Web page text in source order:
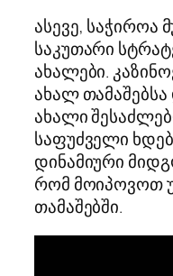
ასევე, საჭიროა
საკუთარი
ახალები.
ახალ
ახალი
საფუძველი
დინამიური
რომ მოიპოვოთ
თამაშებში.